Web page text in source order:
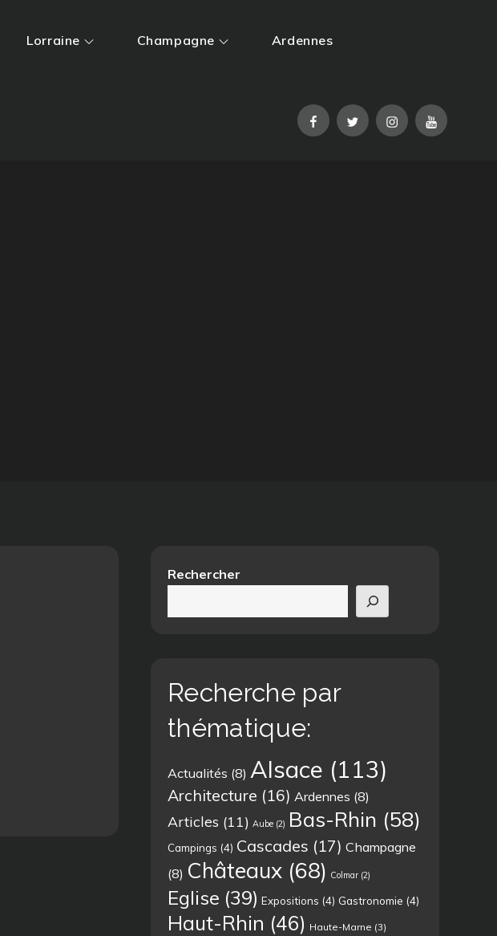
Lorraine Champagne Ardennes
FacebookTwitterInstagramYouTube
Rechercher
Recherche par
thématique:
Actualités (8) Alsace (113)
Architecture (16) Ardennes (8)
Articles (11) Aube (2) Bas-Rhin (58)
Campings (4) Cascades (17) Champagne
(8) Châteaux (68) Colmar (2)
Eglise (39) Expositions (4) Gastronomie (4)
Haut-Rhin (46) Haute-Marne (3)